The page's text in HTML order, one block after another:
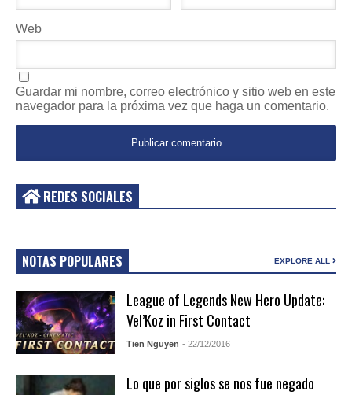
Web
Guardar mi nombre, correo electrónico y sitio web en este
navegador para la próxima vez que haga un comentario.
REDES SOCIALES
NOTAS POPULARES EXPLORE ALL
League of Legends New Hero Update:
Vel’Koz in First Contact
Tien Nguyen - 22/12/2016
Lo que por siglos se nos fue negado